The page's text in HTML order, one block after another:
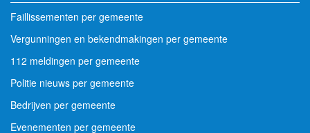
Faillissementen per gemeente
Vergunningen en bekendmakingen per gemeente
112 meldingen per gemeente
Politie nieuws per gemeente
Bedrijven per gemeente
Evenementen per gemeente